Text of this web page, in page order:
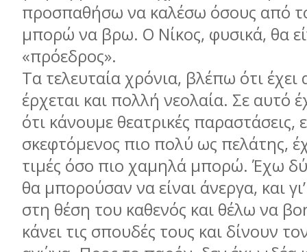
προσπαθήσω να καλέσω όσους από
μπορώ να βρω. Ο Νίκος, φυσικά, θα
«πρόεδρος».
Τα τελευταία χρόνια, βλέπω ότι έχει
έρχεται και πολλή νεολαία. Σε αυτό
ότι κάνουμε θεατρικές παραστάσεις,
σκεφτόμενος πιο πολύ ως πελάτης,
τιμές όσο πιο χαμηλά μπορώ. Έχω
θα μπορούσαν να είναι άνεργα, και
στη θέση του καθενός και θέλω να
κάνει τις σπουδές τους και δίνουν